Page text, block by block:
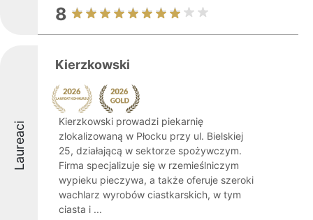
8
Laureaci
Kierzkowski
Kierzkowski prowadzi piekarnię
zlokalizowaną w Płocku przy ul. Bielskiej
25, działającą w sektorze spożywczym.
Firma specjalizuje się w rzemieślniczym
wypieku pieczywa, a także oferuje szeroki
wachlarz wyrobów ciastkarskich, w tym
ciasta i ...